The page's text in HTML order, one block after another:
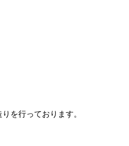
を行っております。